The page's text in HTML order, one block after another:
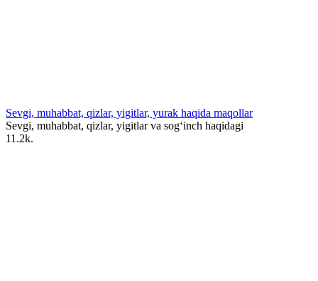
Sevgi, muhabbat, qizlar, yigitlar, yurak haqida maqollar
Sevgi, muhabbat, qizlar, yigitlar va sog‘inch haqidagi
11.2k.